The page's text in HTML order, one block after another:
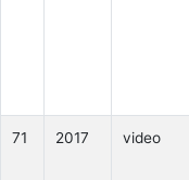
71 2017 video